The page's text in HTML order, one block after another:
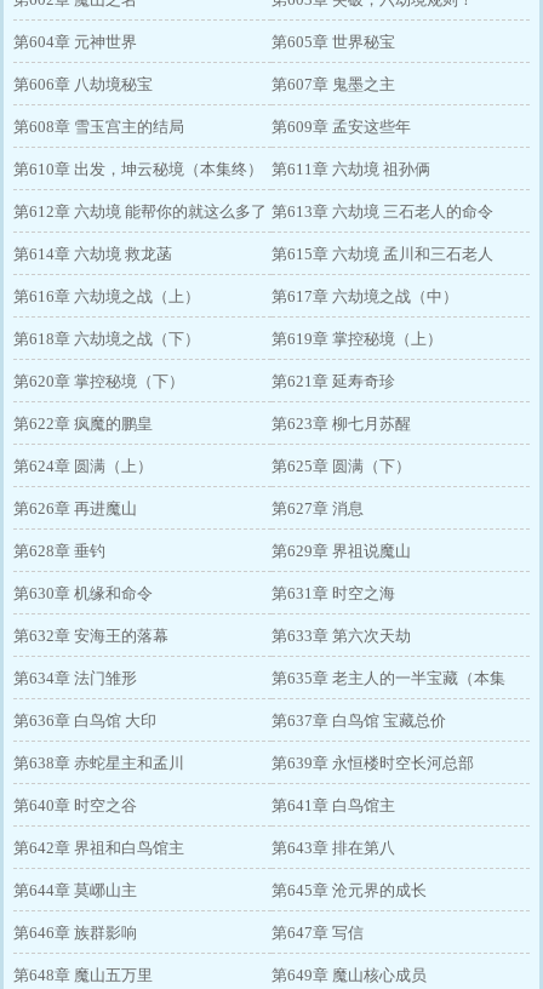
第604章 元神世界 第605章 世界秘宝
第606章 八劫境秘宝 第607章 鬼墨之主
第608章 雪玉宫主的结局 第609章 孟安这些年
第610章 出发，坤云秘境（本集终） 第611章 六劫境 祖孙俩
第612章 六劫境 能帮你的就这么多了 第613章 六劫境 三石老人的命令
第614章 六劫境 救龙菡 第615章 六劫境 孟川和三石老人
第616章 六劫境之战（上） 第617章 六劫境之战（中）
第618章 六劫境之战（下） 第619章 掌控秘境（上）
第620章 掌控秘境（下） 第621章 延寿奇珍
第622章 疯魔的鹏皇 第623章 柳七月苏醒
第624章 圆满（上） 第625章 圆满（下）
第626章 再进魔山 第627章 消息
第628章 垂钓 第629章 界祖说魔山
第630章 机缘和命令 第631章 时空之海
第632章 安海王的落幕 第633章 第六次天劫
第634章 法门雏形 第635章 老主人的一半宝藏（本集
终）
第636章 白鸟馆 大印 第637章 白鸟馆 宝藏总价
第638章 赤蛇星主和孟川 第639章 永恒楼时空长河总部
第640章 时空之谷 第641章 白鸟馆主
第642章 界祖和白鸟馆主 第643章 排在第八
第644章 莫峫山主 第645章 沧元界的成长
第646章 族群影响 第647章 写信
第648章 魔山五万里 第649章 魔山核心成员